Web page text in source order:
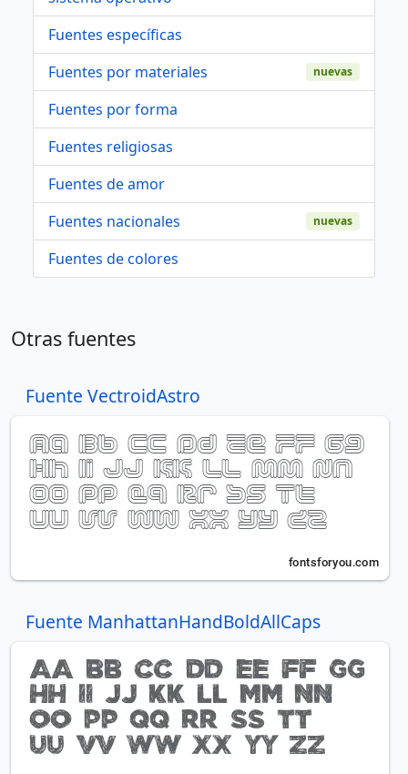
Fuentes específicas
Fuentes por materiales
nuevas
Fuentes por forma
Fuentes religiosas
Fuentes de amor
Fuentes nacionales
nuevas
Fuentes de colores
Otras fuentes
Fuente VectroidAstro
Fuente ManhattanHandBoldAllCaps